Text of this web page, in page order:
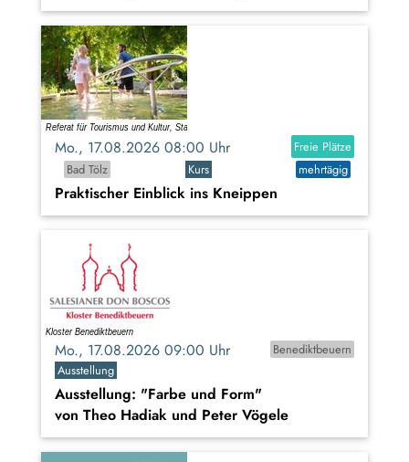
Mo., 17.08.2026 08:00 Uhr
Freie Plätze
Bad Tölz
Kurs mehrtägig
Praktischer Einblick ins Kneippen
Mo., 17.08.2026 09:00 Uhr
Benediktbeuern
Ausstellung
Ausstellung: "Farbe und Form"
von Theo Hadiak und Peter Vögele